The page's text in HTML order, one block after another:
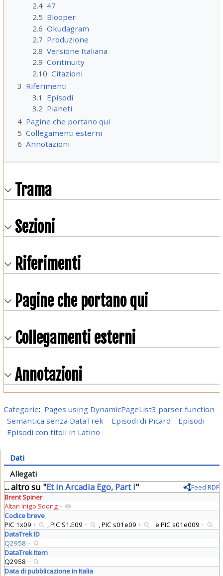
2.4 47
2.5 Blooper
2.6 Okudagram
2.7 Produzione
2.8 Versione Italiana
2.9 Continuity
2.10 Citazioni
3 Riferimenti
3.1
Episodi
3.2 Pianeti
4 Pagine che portano qui
5 Collegamenti esterni
6 Annotazioni
Trama
Sezioni
Riferimenti
Pagine che portano qui
Collegamenti esterni
Annotazioni
Categorie: Pages using DynamicPageList3 parser function
Semantica senza DataTrek
Episodi di Picard
Episodi
Episodi con titoli in Latino
Dati
Allegati
... altro su "Et in Arcadia Ego, Part I"
Feed RDF
Brent Spiner
Altan Inigo Soong+
Codice breve
PIC 1x09 + ,PIC S1.E09 + ,PIC s01e09 + e PIC s01e009 +
DataTrek ID
Q2958 +
DataTrek Item
Q2958 +
Data di pubblicazione in Italia